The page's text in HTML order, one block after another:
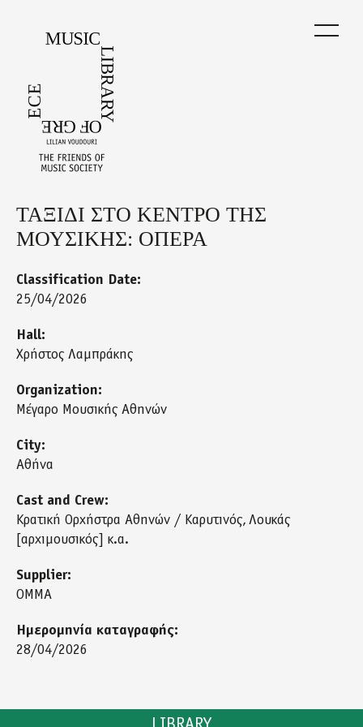
Back
to
top
ΤΑΞΙΔΙ ΣΤΟ ΚΕΝΤΡΟ ΤΗΣ
ΜΟΥΣΙΚΗΣ: ΟΠΕΡΑ
Classification Date:
25/04/2026
Hall:
Χρήστος Λαμπράκης
Organization:
Μέγαρο Μουσικής Αθηνών
City:
Αθήνα
Cast and Crew:
Κρατική Ορχήστρα Αθηνών / Καρυτινός Λουκάς
[αρχιμουσικός] κ.α.
Supplier:
ΟΜΜΑ
Ημερομηνία καταγραφής:
28/04/2026